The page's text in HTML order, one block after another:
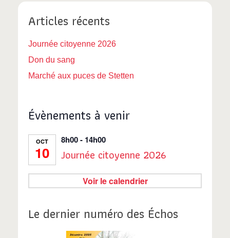
Articles récents
Journée citoyenne 2026
Don du sang
Marché aux puces de Stetten
Évènements à venir
OCT
10
8h00- 14h00
Journée citoyenne 2026
Voir le calendrier
Le dernier numéro des Échos